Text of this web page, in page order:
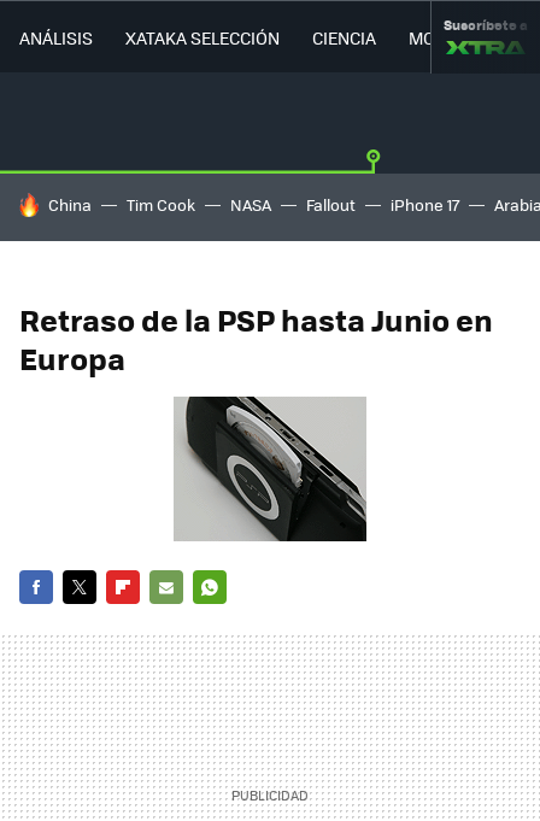
ANÁLISIS XATAKA SELECCIÓN CIENCIA MOVILIDAD
Suscríbete a
HOY SE HABLA DE
China Tim Cook NASA Fallout iPhone 17
Retraso de la PSP hasta Junio en
Europa
MAIL